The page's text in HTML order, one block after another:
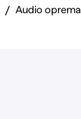
Audio oprema